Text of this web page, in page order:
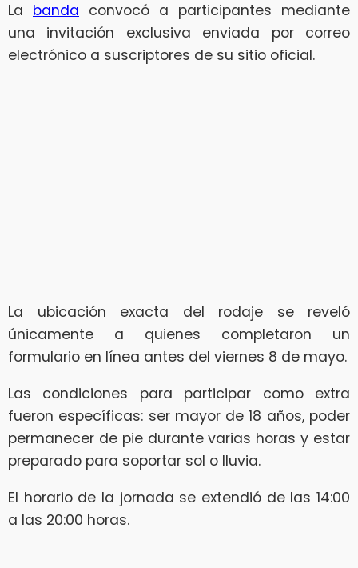
La banda convocó a participantes mediante
una invitación exclusiva enviada por correo
electrónico a suscriptores de su sitio oficial.
La ubicación exacta del rodaje se reveló
únicamente a quienes completaron un
formulario en línea antes del viernes 8 de mayo.
Las condiciones para participar como extra
fueron específicas: ser mayor de 18 años, poder
permanecer de pie durante varias horas y estar
preparado para soportar sol o lluvia.
El horario de la jornada se extendió de las 14:00
a las 20:00 horas.